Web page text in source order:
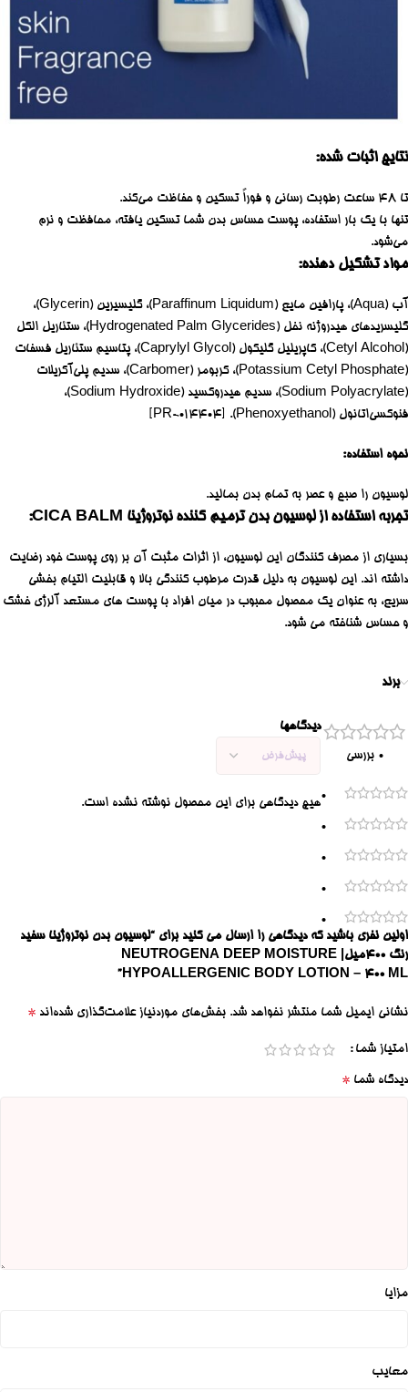
نتایج اثبات شده:
تا 48 ساعت رطوبت رسانی و فوراً تسکین و حفاظت می‌کند.
تنها با یک بار استفاده، پوست حساس بدن شما تسکین یافته، محافظت و نرم
می‌شود.
مواد تشکیل دهنده:
آب (Aqua)، پارافین مایع (Paraffinum Liquidum)، گلیسیرین (Glycerin)،
گلیسریدهای هیدروژنه نخل (Hydrogenated Palm Glycerides)، ستئاریل الکل
(Cetyl Alcohol)، کاپریلیل گلیکول (Caprylyl Glycol)، پتاسیم ستئاریل فسفات
(Potassium Cetyl Phosphate)، کربومر (Carbomer)، سدیم پلی‌آکریلات
(Sodium Polyacrylate)، سدیم هیدروکسید (Sodium Hydroxide)،
فنوکسی‌اتانول (Phenoxyethanol). [PR-014404]
نحوه استفاده:
لوسیون را صبح و عصر به تمام بدن بمالید.
تجربه استفاده از لوسیون بدن ترمیم کننده نوتروژینا CICA BALM:
بسیاری از مصرف کنندگان این لوسیون، از اثرات مثبت آن بر روی پوست خود رضایت
داشته اند. این لوسیون به دلیل قدرت مرطوب کنندگی بالا و قابلیت التیام بخشی
سریع، به عنوان یک محصول محبوب در میان افراد با پوست های مستعد آلرژی خشک
و حساس شناخته می شود.
برند
0 بررسی
0
0
0
0
0
دیدگاهها
هیچ دیدگاهی برای این محصول نوشته نشده است.
اولین نفری باشید که دیدگاهی را ارسال می کنید برای “لوسیون بدن نوتروژینا سفید
رنگ ۴۰۰میل| NEUTROGENA DEEP MOISTURE
HYPOALLERGENIC BODY LOTION – 400 ML”
نشانی ایمیل شما منتشر نخواهد شد. بخش‌های موردنیاز علامت‌گذاری شده‌اند *
امتیاز شما
دیدگاه شما *
مزایا
معایب